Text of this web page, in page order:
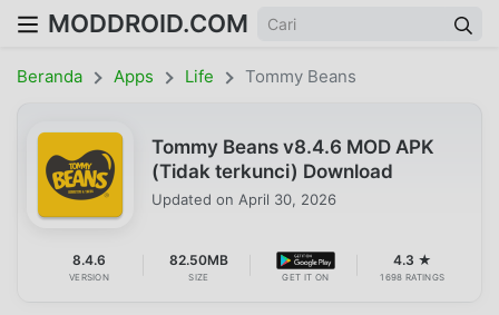
MODDROID.COM
Beranda Apps Life Tommy Beans
Tommy Beans v8.4.6 MOD APK
(Tidak terkunci) Download
Updated on April 30, 2026
8.4.6
VERSION
82.50MB
SIZE GET IT ON
4.3 ★
1698 RATINGS